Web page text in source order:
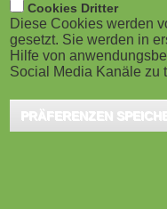
e
)
Cookies Dritter
Diese Cookies werden
gesetzt. Sie werden in
Hilfe von
Social Media Kanäle zu
PRÄFERENZEN